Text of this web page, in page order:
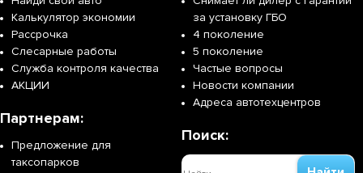
Калькулятор экономии
Рассрочка
Слесарные работы
Служба контроля качества
АКЦИИ
Партнерам:
Предложение для
таксопарков
за установку ГБО
4 поколение
5 поколение
Частые вопросы
Новости компании
Адреса автотехцентров
Поиск: